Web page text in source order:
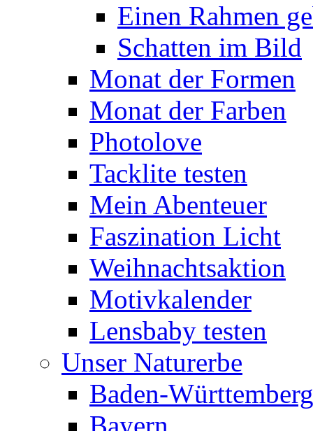
Einen Rahmen
Schatten im Bild
Monat der Formen
Monat der Farben
Photolove
Tacklite testen
Mein Abenteuer
Faszination Licht
Weihnachtsaktion
Motivkalender
Lensbaby testen
Unser Naturerbe
Baden-Württemberg